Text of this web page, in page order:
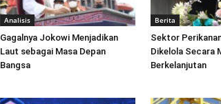
Analisis
Gagalnya Jokowi Menjadikan
Laut sebagai Masa Depan
Bangsa
Berita
Sektor
Dikelola Secara
Berkelanjutan